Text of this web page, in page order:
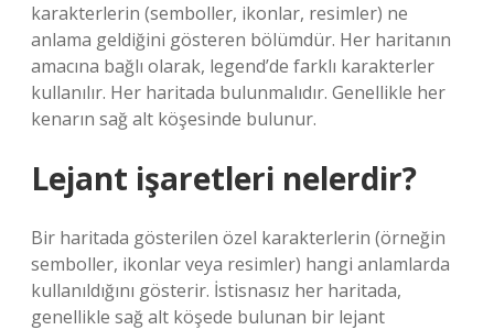
karakterlerin (semboller, ikonlar, resimler) ne
anlama geldiğini gösteren bölümdür. Her haritanın
amacına bağlı olarak, legend’de farklı karakterler
kullanılır. Her haritada bulunmalıdır. Genellikle her
kenarın sağ alt köşesinde bulunur.
Lejant işaretleri nelerdir?
Bir haritada gösterilen özel karakterlerin (örneğin
semboller, ikonlar veya resimler) hangi anlamlarda
kullanıldığını gösterir. İstisnasız her haritada,
genellikle sağ alt köşede bulunan bir lejant